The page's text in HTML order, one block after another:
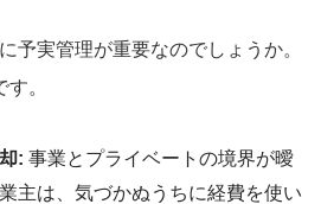
予実管理が重要なのでしょうか。
。
: 事業とプライベートの境界が曖
主は、気づかぬうちに経費を使い